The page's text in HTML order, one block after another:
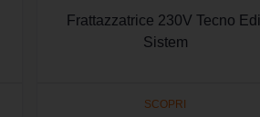
Frattazzatrice 230V Tecno Edil
Sistem
SCOPRI